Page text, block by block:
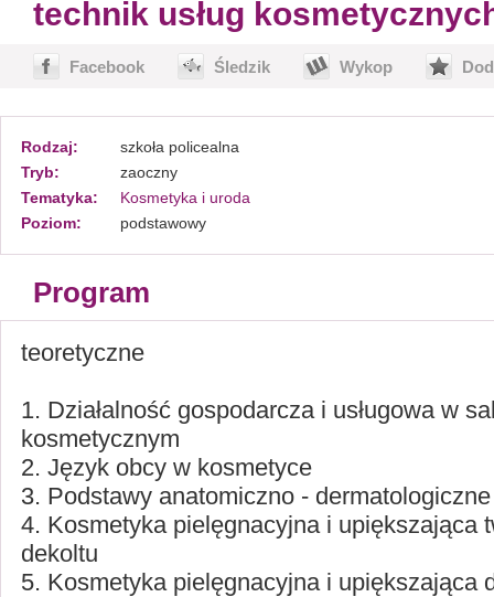
technik usług
Facebook Śledzik Wykop
Rodzaj:
szkoła policealna
Tryb:
zaoczny
Tematyka:
Kosmetyka i uroda
Poziom:
podstawowy
Program
teoretyczne
1. Działalność gospodarcza i usługowa w
kosmetycznym
2. Język obcy w kosmetyce
3. Podstawy anatomiczno -
4. Kosmetyka pielęgnacyjna i upiększająca
dekoltu
5. Kosmetyka pielęgnacyjna i upiększająca